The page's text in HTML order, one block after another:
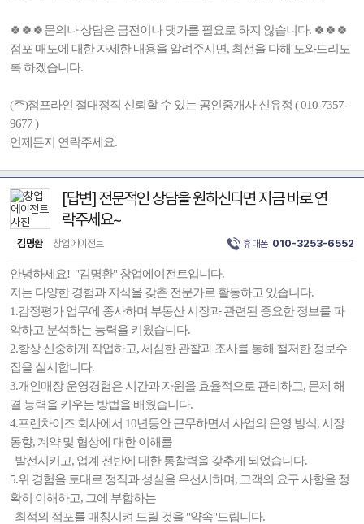
🍀🍀🍀문의나 상담은 금전이나 댓가를 필요로 하지 않습니다. 🍀🍀🍀
점포 매도에 대한 자세한 내용을 알려주시면, 최선을 다해 도와드리도
록 하겠습니다.
(주)점포라인 절대정직 신뢰할 수 있는 공인중개사 신유정 ( 010-7357-
9677 )
언제든지 연락주세요.
[답변] 전문적인 상담을 원하신다면 지금 바로 연
락주세요~
김명환 창업에이전트 휴대폰 010-3253-6552
안녕하세요! "김명환" 창업에이전트입니다.
저는 다양한 경험과 지식을 갖춘 전문가로 활동하고 있습니다.
1.감정평가 업무에 종사하며 부동산 시장과 관련된 중요한 정보를 파
악하고 분석하는 능력을 키웠습니다.
2.항상 신중하게 작업하고, 세심한 관찰과 조사를 통해 철저한 정보수
집을 실시합니다.
3.개인매장 운영경험은 시간과 자원을 효율적으로 관리하고, 문제 해
결 능력을 키우는 방법을 배웠습니다.
4.프렌차이즈 회사에서 10년동안 근무하면서 사업의 운영 방식, 시장
동향, 계약 및 협상에 대한 이해를
발전시키고, 업계 전반에 대한 통찰력을 갖추게 되었습니다.
5.위 경험을 토대로 정직과 성실을 우선시하며, 고객의 요구 사항을 정
확히 이해하고, 그에 부합하는
최적의 점포를 매칭시켜 드릴 것을 "약속"드립니다.